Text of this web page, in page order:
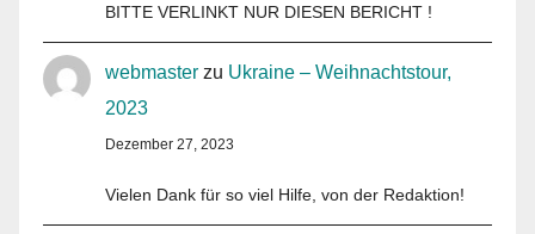
BITTE VERLINKT NUR DIESEN BERICHT !
webmaster zu Ukraine – Weihnachtstour,
2023
Dezember 27, 2023
Vielen Dank für so viel Hilfe, von der Redaktion!